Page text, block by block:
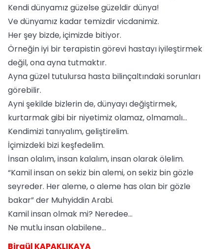
Kendi dünyamız güzelse güzeldir dünya!
Ve dünyamız kadar temizdir vicdanimiz.
Her şey bizde, içimizde bitiyor.
Örneğin iyi bir terapistin görevi hastayı iyileştirmek
değil, ona ayna tutmaktır.
Ayna güzel tutulursa hasta bilinçaltındaki sorunları
görebilir.
Ayni şekilde bizlerin de, dünyayı değiştirmek,
kurtarmak gibi bir niyetimiz olamaz, olmamalı...
Kendimizi tanıyalım, geliştirelim.
İçimizdeki bizi keşfedelim.
İnsan olalım, insan kalalım, insan olarak ölelim.
“Kamil insan on sekiz bin alemi, on sekiz bin gözle
seyreder. Her aleme, o aleme has olan bir gözle
bakar” der Muhyiddin Arabi.
Kamil insan olmak mi? Neredee...
Ne mutlu insan olabilene...
Birgül KAPAKLIKAYA